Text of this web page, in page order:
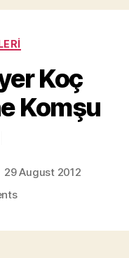
Koç
Komşu
29 August 2012
on